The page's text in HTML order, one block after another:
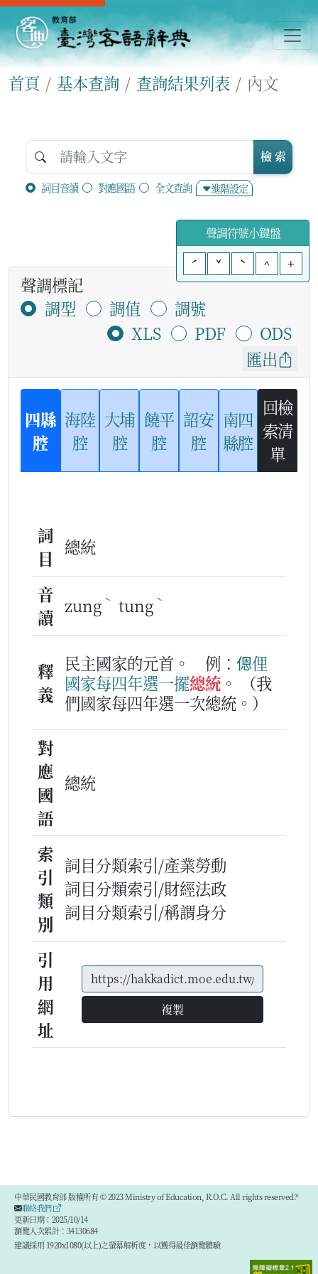
首頁 基本查詢 查詢結果列表 內文
詞目音讀 對應國語 全文查詢 進階設定
檢 索
聲調符號小鍵盤
ˊ
ˇ ˋ ^ +
聲調標記
調型
調值
調號
XLS
PDF
ODS
匯出
四縣
腔
海陸
腔
大埔
腔
饒平
腔
詔安
腔
南四
縣腔
回檢
索清
單
詞
目
總統
音
讀
zung ˋ tung ˋ
釋
義
民主國家的元首。 例： 𫣆俚
國家每四年選一擺總統 。
（我
們國家每四年選一次總統。）
對
應
國
語
總統
索
引
類
別
詞目分類索引/產業勞動
詞目分類索引/財經法政
詞目分類索引/稱謂身分
引
用
網
址
複製
中華民國教育部 版權所有 © 2023 Ministry of Education, R.O.C. All rights reserved.®
聯絡我們
更新日期：2025/10/14
瀏覽人次累計：34130684
建議採用 1920x1080(以上)之螢幕解析度，以獲得最佳瀏覽體驗